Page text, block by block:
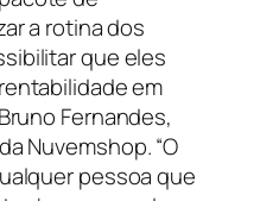
a rotina dos
que eles
em
Fernandes,
Nuvemshop. “O
pessoa que